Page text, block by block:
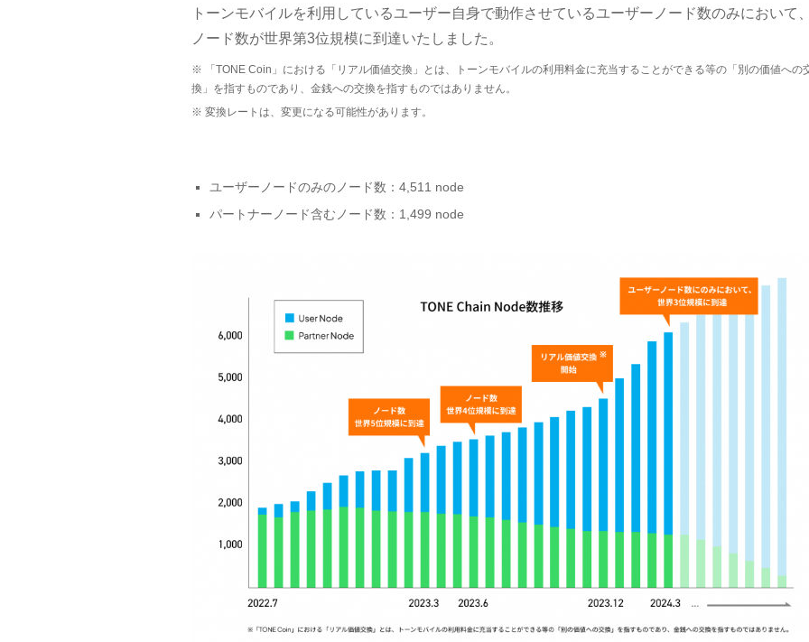
トーンモバイルを利用しているユーザー自身で動作させているユーザーノード数のみにおいて、
ノード数が世界第3位規模に到達いたしました。
※ 「TONE Coin」における「リアル価値交換」とは、トーンモバイルの利用料金に充当することができる等の「別の価値への
換」を指すものであり、金銭への交換を指すものではありません。
※ 変換レートは、変更になる可能性があります。
ユーザーノードのみのノード数：4,511 node
パートナーノード含むノード数：1,499 node